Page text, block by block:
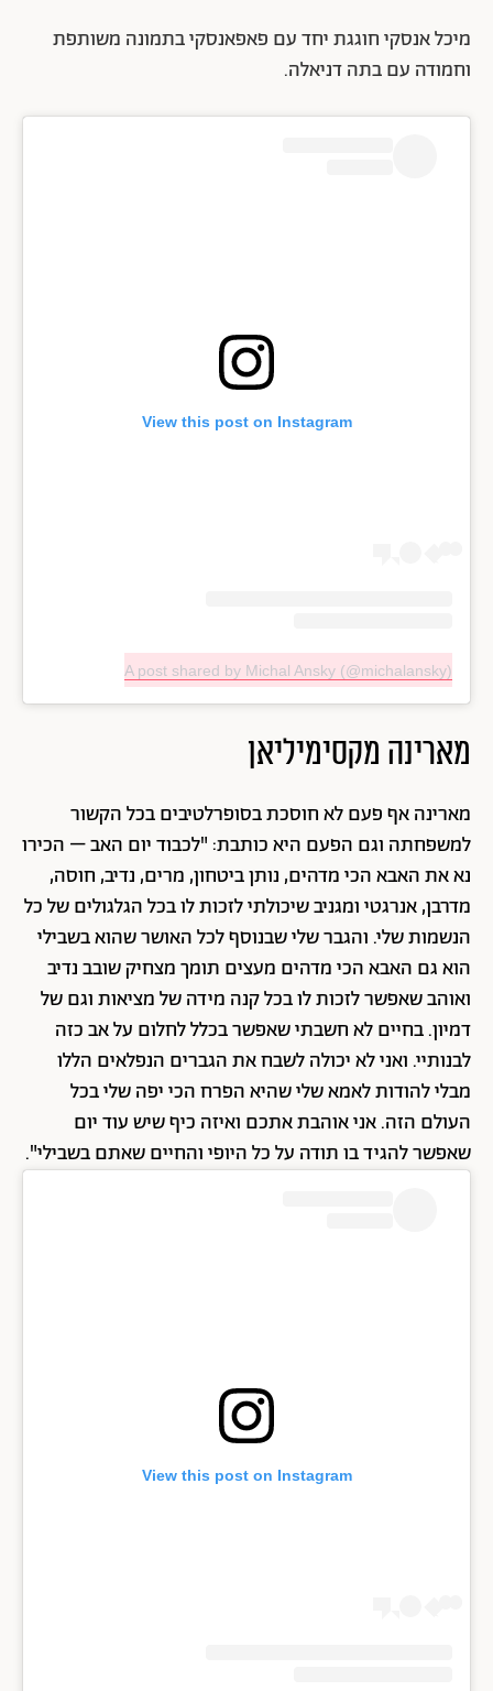
מיכל אנסקי חוגגת יחד עם פאפאנסקי בתמונה משותפת
וחמודה עם בתה דניאלה.
View this post on Instagram
A post shared by Michal Ansky (@michalansky)
מארינה מקסימיליאן
מארינה אף פעם לא חוסכת בסופרלטיבים בכל הקשור
למשפחתה וגם הפעם היא כותבת: "לכבוד יום האב – הכירו
נא את האבא הכי מדהים, נותן ביטחון, מרים, נדיב, חוסה,
מדרבן, אנרגטי ומגניב שיכולתי לזכות לו בכל הגלגולים של כל
הנשמות שלי. והגבר שלי שבנוסף לכל האושר שהוא בשבילי
הוא גם האבא הכי מדהים מעצים תומך מצחיק שובב נדיב
ואוהב שאפשר לזכות לו בכל קנה מידה של מציאות וגם של
דמיון. בחיים לא חשבתי שאפשר בכלל לחלום על אב כזה
לבנותיי. ואני לא יכולה לשבח את הגברים הנפלאים הללו
מבלי להודות לאמא שלי שהיא הפרח הכי יפה שלי בכל
העולם הזה. אני אוהבת אתכם ואיזה כיף שיש עוד יום
שאפשר להגיד בו תודה על כל היופי והחיים שאתם בשבילי".
View this post on Instagram